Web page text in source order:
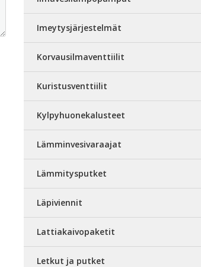
Imeytysjärjestelmät
Korvausilmaventtiilit
Kuristusventtiilit
Kylpyhuonekalusteet
Lämminvesivaraajat
Lämmitysputket
Läpiviennit
Lattiakaivopaketit
Letkut ja putket